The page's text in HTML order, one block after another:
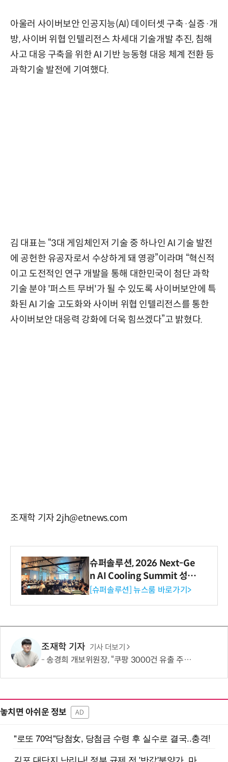
아울러 사이버보안 인공지능(AI) 데이터셋 구축·실증·개
방, 사이버 위협 인텔리전스 차세대 기술개발 추진, 침해
사고 대응 구축을 위한 AI 기반 능동형 대응 체계 전환 등
과학기술 발전에 기여했다.
김 대표는 “3대 게임체인저 기술 중 하나인 AI 기술 발전
에 공헌한 유공자로서 수상하게 돼 영광”이라며 “혁신적
이고 도전적인 연구 개발을 통해 대한민국이 첨단 과학
기술 분야 '퍼스트 무버'가 될 수 있도록 사이버보안에 특
화된 AI 기술 고도화와 사이버 위협 인텔리전스를 통한
사이버보안 대응력 강화에 더욱 힘쓰겠다”고 밝혔다.
조재학 기자 2jh@etnews.com
슈퍼솔루션, 2026 Next-Ge
n AI Cooling Summit 성황
리 성료
[슈퍼솔루션] 뉴스룸 바로가기>
조재학 기자 기사 더보기
송경희 개보위원장, “쿠팡 3000건 유출 주장 사실과 달라…엄정 처분할 것”
놓치면 아쉬운 정보 AD